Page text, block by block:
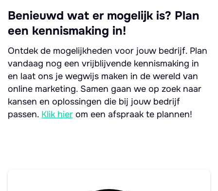
Benieuwd wat er mogelijk is? Plan
een kennismaking in!
Ontdek de mogelijkheden voor jouw bedrijf. Plan
vandaag nog een vrijblijvende kennismaking in
en laat ons je wegwijs maken in de wereld van
online marketing. Samen gaan we op zoek naar
kansen en oplossingen die bij jouw bedrijf
passen. Klik hier om een afspraak te plannen!